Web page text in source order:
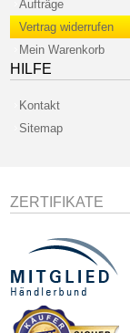
Aufträge
Vertrag widerrufen
Mein Warenkorb
HILFE
Kontakt
Sitemap
ZERTIFIKATE